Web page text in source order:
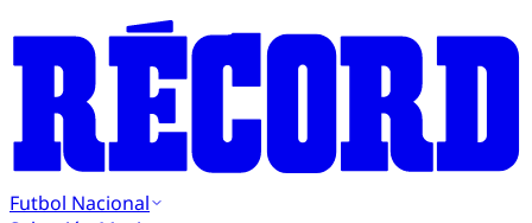
Futbol Nacional